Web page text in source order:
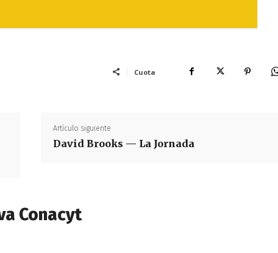
Cuota
Artículo siguiente
David Brooks — La Jornada
Conacyt